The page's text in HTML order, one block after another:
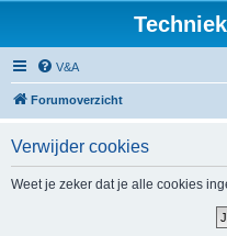
V&A
Forumoverzicht
Verwijder cookies
Weet je zeker dat je alle cookies